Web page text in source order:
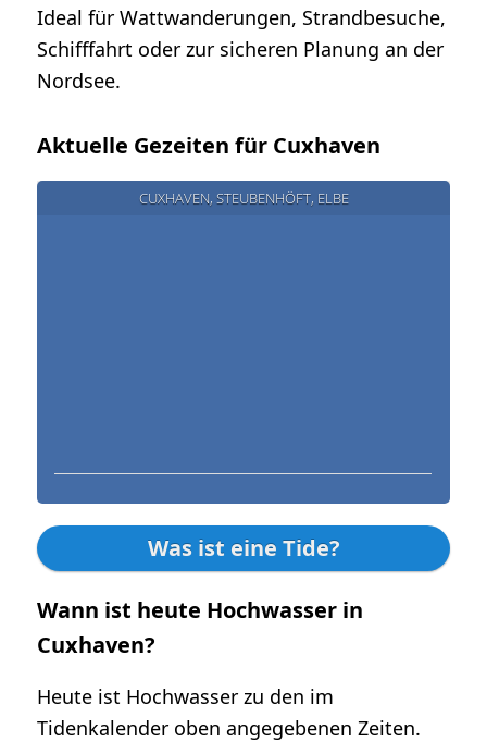
Ideal für Wattwanderungen, Strandbesuche,
Schifffahrt oder zur sicheren Planung an der
Nordsee.
Aktuelle Gezeiten für Cuxhaven
CUXHAVEN, STEUBENHÖFT, ELBE
Was ist eine Tide?
Wann ist heute Hochwasser in
Cuxhaven?
Heute ist Hochwasser zu den im
Tidenkalender oben angegebenen Zeiten.